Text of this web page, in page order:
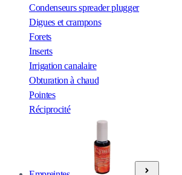
Condenseurs spreader plugger
Digues et crampons
Forets
Inserts
Irrigation canalaire
Obturation à chaud
Pointes
Réciprocité